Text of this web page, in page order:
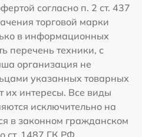
согласно п. 2 ст. 437
торговой марки
в информационных
перечень техники, с
организация не
указанных товарных
их интересы. Все виды
исключительно на
в законном гражданском